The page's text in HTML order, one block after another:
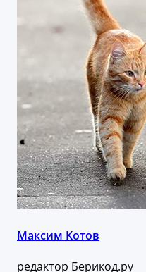
Максим Котов
редактор Берикод.ру